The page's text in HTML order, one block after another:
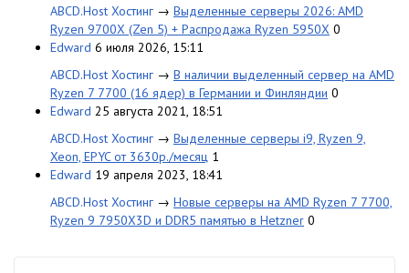
ABCD.Host Хостинг → Выделенные серверы 2026: AMD
Ryzen 9700X (Zen 5) + Распродажа Ryzen 5950X 0
Edward 6 июля 2026, 15:11
ABCD.Host Хостинг → В наличии выделенный сервер на AMD
Ryzen 7 7700 (16 ядер) в Германии и Финляндии 0
Edward 25 августа 2021, 18:51
ABCD.Host Хостинг → Выделенные серверы i9, Ryzen 9,
Xeon, EPYC от 3630р./месяц 1
Edward 19 апреля 2023, 18:41
ABCD.Host Хостинг → Новые серверы на AMD Ryzen 7 7700,
Ryzen 9 7950X3D и DDR5 памятью в Hetzner 0